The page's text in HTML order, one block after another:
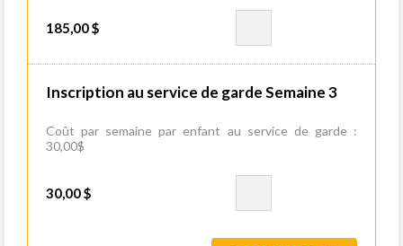
185,00 $
Inscription au service de garde Semaine 3
Coût par semaine par enfant au service de garde :
30,00$
30,00 $